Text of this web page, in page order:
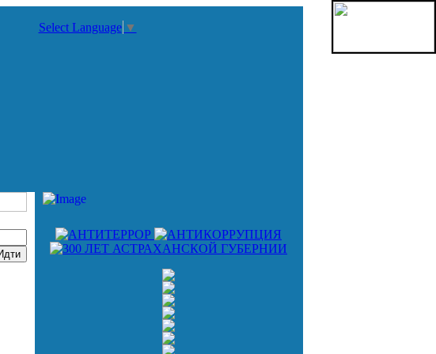
Select Language ▼